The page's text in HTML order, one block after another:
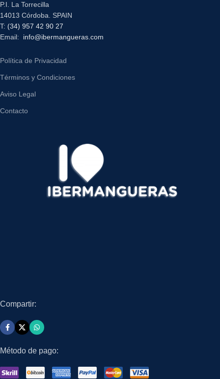
P.I. La Torrecilla
14013 Córdoba. SPAIN
T: (34) 957 42 90 27
Email: info@ibermangueras.com
Política de Privacidad
Términos y Condiciones
Aviso Legal
Contacto
Compartir:
Método de pago: